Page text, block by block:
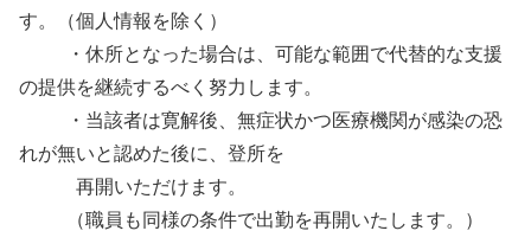
す。（個人情報を除く）
・休所となった場合は、可能な範囲で代替的な支援
の提供を継続するべく努力します。
・当該者は寛解後、無症状かつ医療機関が感染の恐
れが無いと認めた後に、登所を
再開いただけます。
（職員も同様の条件で出勤を再開いたします。）